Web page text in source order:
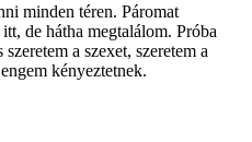
minden téren. Páromat
de hátha megtalálom. Próba
a szexet, szeretem a
kényeztetnek.